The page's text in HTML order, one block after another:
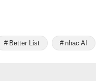
Better List nhạc AI